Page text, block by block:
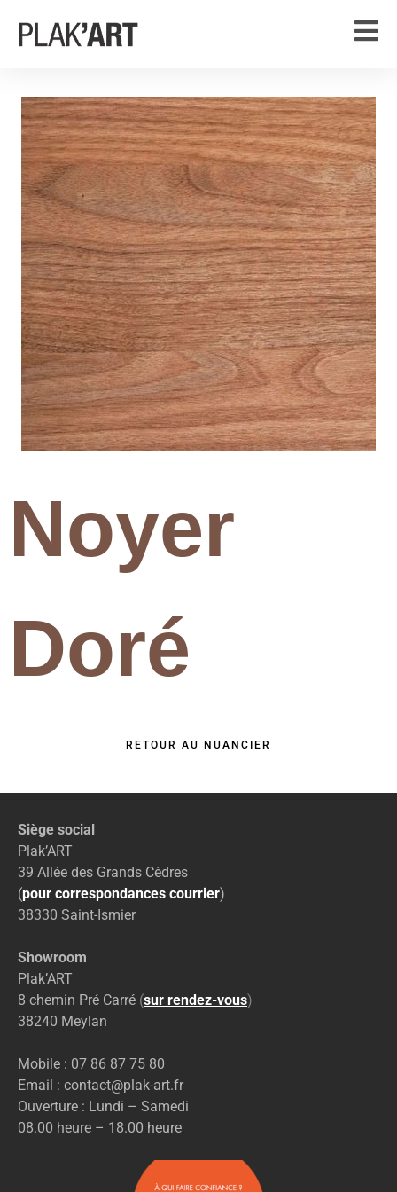
Noyer
Doré
RETOUR AU NUANCIER
Siège social
Plak’ART
39 Allée des Grands Cèdres
(pour correspondances courrier)
38330 Saint-Ismier
Showroom
Plak’ART
8 chemin Pré Carré (sur rendez-vous)
38240 Meylan
Mobile : 07 86 87 75 80
Email : contact@plak-art.fr
Ouverture : Lundi – Samedi
08.00 heure – 18.00 heure